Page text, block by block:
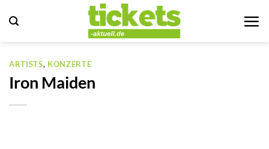
Inhalt
ARTISTS, KONZERTE
Iron Maiden